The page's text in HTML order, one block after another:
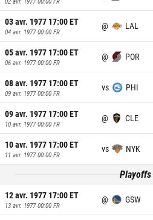
03 avr. 1977 17:00ET
04 avr. 1977 00:00 FR
@ LAL
05 avr. 1977 17:00ET
06 avr. 1977 00:00 FR
@ POR
08 avr. 1977 17:00ET
09 avr. 1977 00:00 FR
vs PHI
09 avr. 1977 17:00ET
10 avr. 1977 00:00 FR
@ CLE
10 avr. 1977 17:00ET
11 avr. 1977 00:00 FR
vs NYK
Playoffs
12 avr. 1977 17:00ET
13 avr. 1977 00:00 FR
@ GSW